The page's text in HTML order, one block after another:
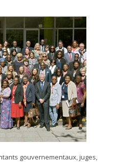
gouvernementaux, juges,